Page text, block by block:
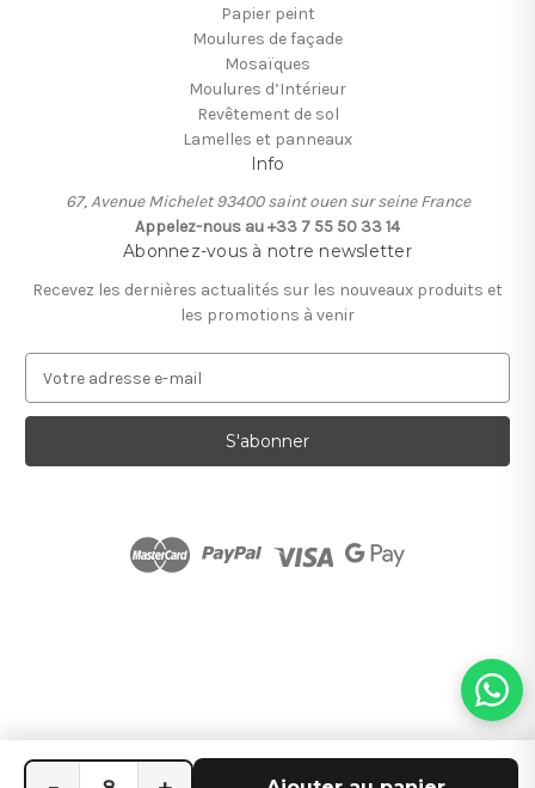
Papier peint
Moulures de façade
Mosaïques
Moulures d’Intérieur
Revêtement de sol
Lamelles et panneaux
Info
67, Avenue Michelet 93400 saint ouen sur seine France
Appelez-nous au +33 7 55 50 33 14
Abonnez-vous à notre newsletter
Recevez les dernières actualités sur les nouveaux produits et
les promotions à venir
r
s